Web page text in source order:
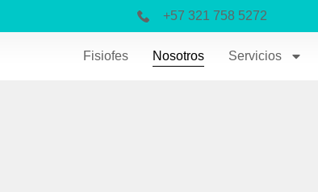
+57 321 758 5272
Fisiofes Nosotros Servicios